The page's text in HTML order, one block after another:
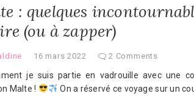
: quelques
(ou à zapper)
16 mars 2022 2 Comments
je suis partie en vadrouille avec une
Malte !
On a réservé ce voyage sur un